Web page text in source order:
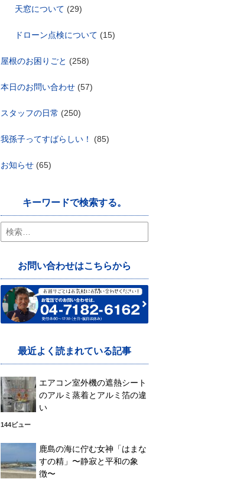
天窓について (29)
ドローン点検について (15)
屋根のお困りごと (258)
本日のお問い合わせ (57)
スタッフの日常 (250)
我孫子ってすばらしい！ (85)
お知らせ (65)
キーワードで検索する。
検
索:
お問い合わせはこちらから
最近よく読まれている記事
エアコン室外機の遮熱シート
のアルミ蒸着とアルミ箔の違
い
144ビュー
鹿島の海に佇む女神「はまな
すの精」〜静寂と平和の象
徴〜